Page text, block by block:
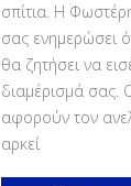
σπίτια. Η
σας ενημερώσει
θα ζητήσει να
διαμέρισμά σας.
αφορούν τον
αρκεί